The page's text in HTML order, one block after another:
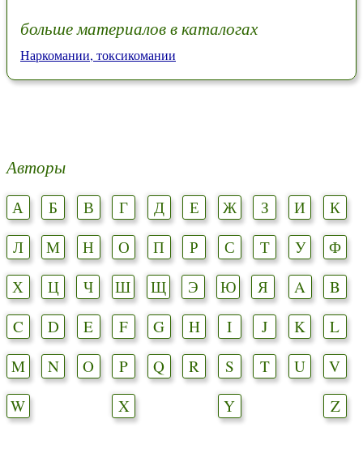
больше материалов в каталогах
Наркомании, токсикомании
Авторы
А Б В Г Д Е Ж З И
К
Л
М Н О П Р С Т У
Ф
Х
Ц Ч Ш Щ Э Ю Я A
B
C
D E F G H I J K
L
M
N O P Q R S T U
V
W
X Y Z